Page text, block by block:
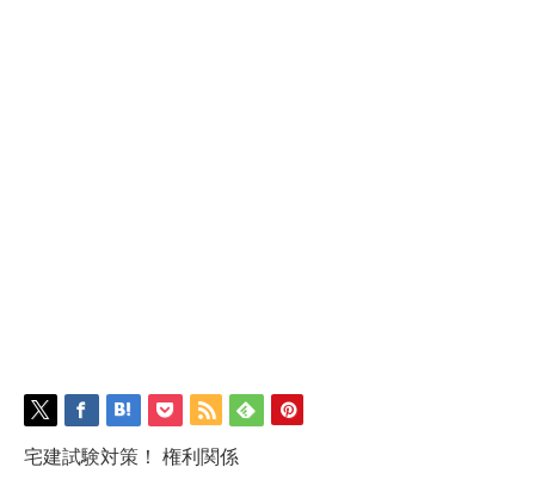
宅建試験対策！ 権利関係